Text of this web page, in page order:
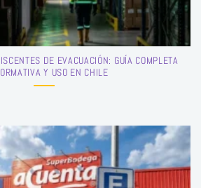
DE EVACUACIÓN: GUÍA COMPLETA
Y USO EN CHILE